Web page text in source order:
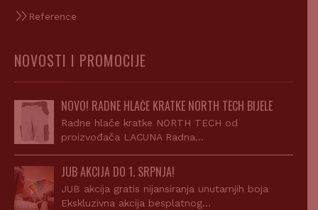
Reference
NOVOSTI I PROMOCIJE
NOVO! RADNE HLAČE KRATKE NORTH TECH BIJELE
Radne hlače kratke NORTH TECH od
proizvođača LACUNA Radna…
JUB AKCIJA DO 1. SRPNJA!
JUB akcija gratis nijansiranja unutarnjih boja
Ekskluzivna akcija besplatnog…